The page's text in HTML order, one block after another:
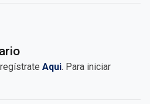
Aqui. Para iniciar